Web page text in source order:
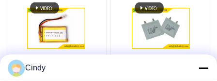
LP603048 3.7v
900mah Şarj Edilebilir
Cindy